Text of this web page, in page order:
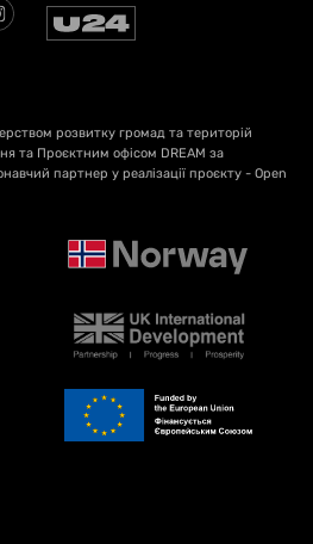
розвитку громад та територій
та Проєктним офісом DREAM за
партнер у реалізації проєкту - Open